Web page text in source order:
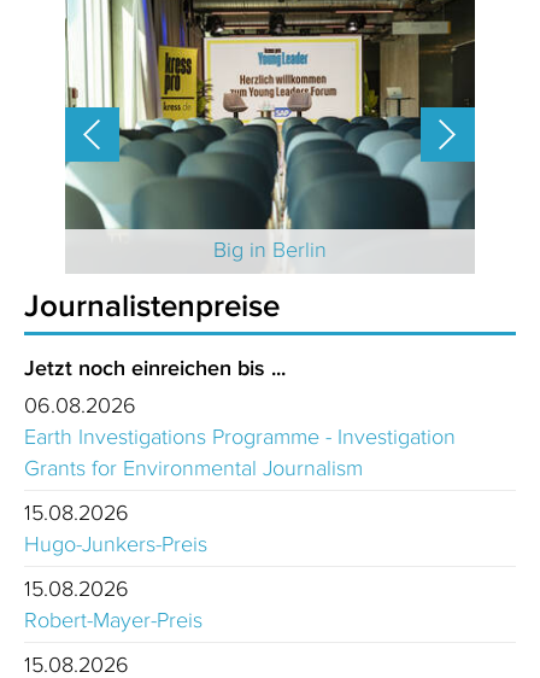
Big in Berlin
Journalistenpreise
Jetzt noch einreichen bis ...
06.08.2026
Earth Investigations Programme - Investigation
Grants for Environmental Journalism
15.08.2026
Hugo-Junkers-Preis
15.08.2026
Robert-Mayer-Preis
15.08.2026